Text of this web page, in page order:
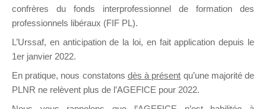
DIRIGEANT
il y a un mois
confrères du fonds interprofessionnel de formation des
professionnels libéraux (FIF PL).
L’Urssaf, en anticipation de la loi, en fait application depuis le
1er janvier 2022.
En pratique, nous constatons dès à présent qu’une majorité de
PLNR ne relèvent plus de l’AGEFICE pour 2022.